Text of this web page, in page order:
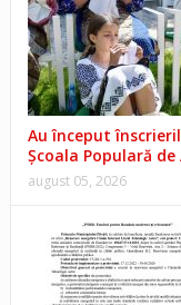
Au început
Școala Populară
august 05, 2026